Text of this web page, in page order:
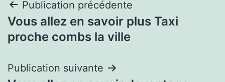
Navigation
de
Publication précédente
Vous allez en savoir plus Taxi
proche combs la ville
Publication suivante